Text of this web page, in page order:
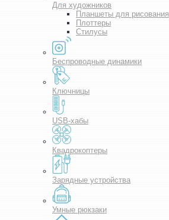
Для художников
Планшеты для рисования
Плоттеры
Стилусы
Беспроводные динамики
Ключницы
USB-хабы
Квадрокоптеры
Зарядные устройства
Умные рюкзаки